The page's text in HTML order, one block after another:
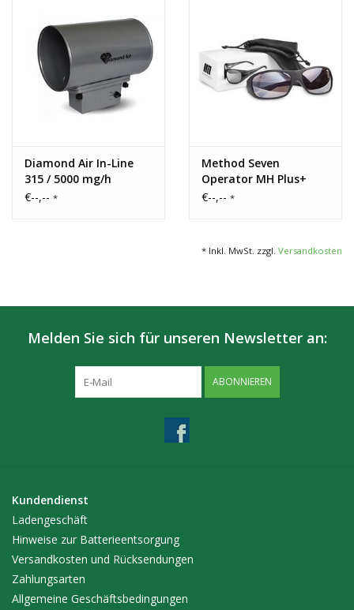
Diamond Air In-Line
315 / 5000 mg/h
€--,-- *
Method Seven
Operator MH Plus+
€--,-- *
* Inkl. MwSt. zzgl. Versandkosten
Melden Sie sich für unseren Newsletter an:
ABONNIEREN
Kundendienst
Ladengeschäft
Hinweise zur Batterieentsorgung
Versandkosten und Rücksendungen
Zahlungsarten
Allgemeine Geschäftsbedingungen